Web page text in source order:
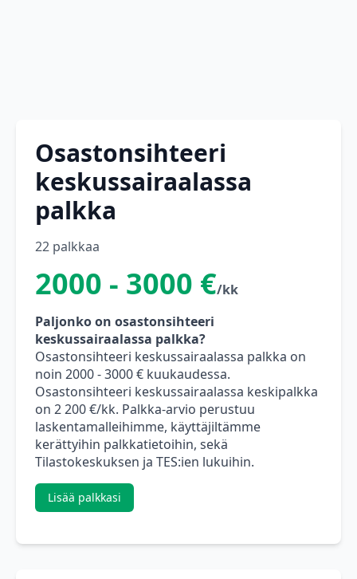
Osastonsihteeri
keskussairaalassa
palkka
22 palkkaa
2000 - 3000 €/kk
Paljonko on osastonsihteeri
keskussairaalassa palkka?
Osastonsihteeri keskussairaalassa palkka on
noin 2000 - 3000 € kuukaudessa.
Osastonsihteeri keskussairaalassa keskipalkka
on 2 200 €/kk. Palkka-arvio perustuu
laskentamalleihimme, käyttäjiltämme
kerättyihin palkkatietoihin, sekä
Tilastokeskuksen ja TES:ien lukuihin.
Lisää palkkasi